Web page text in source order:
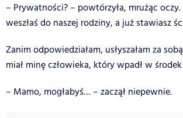
– Prywatności? – powtórzyła, mrużąc
weszłaś do naszej rodziny, a już stawiasz
Zanim odpowiedziałam, usłyszałam za
miał minę człowieka, który wpadł w
– Mamo, mogłabyś… – zaczął niepewnie.